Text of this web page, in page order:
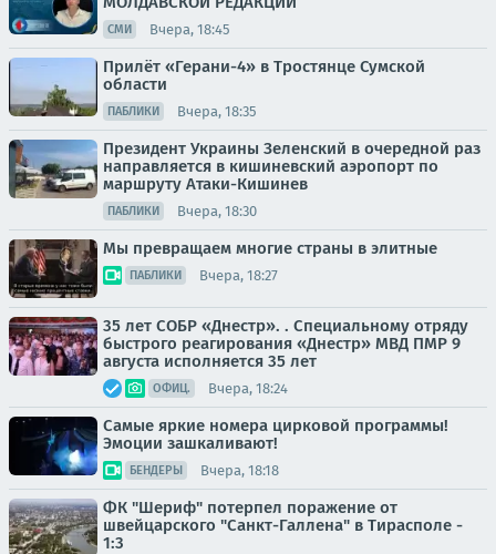
СМИ Вчера, 18:45
Прилёт «Герани-4» в Тростянце Сумской
области
ПАБЛИКИ Вчера, 18:35
Президент Украины Зеленский в очередной раз
направляется в кишиневский аэропорт по
маршруту Атаки-Кишинев
ПАБЛИКИ Вчера, 18:30
Мы превращаем многие страны в элитные
ПАБЛИКИ Вчера, 18:27
35 лет СОБР «Днестр». . Специальному отряду
быстрого реагирования «Днестр» МВД ПМР 9
августа исполняется 35 лет
ОФИЦ. Вчера, 18:24
Самые яркие номера цирковой программы!
Эмоции зашкаливают!
БЕНДЕРЫ Вчера, 18:18
ФК "Шериф" потерпел поражение от
швейцарского "Санкт-Галлена" в Тирасполе -
1:3